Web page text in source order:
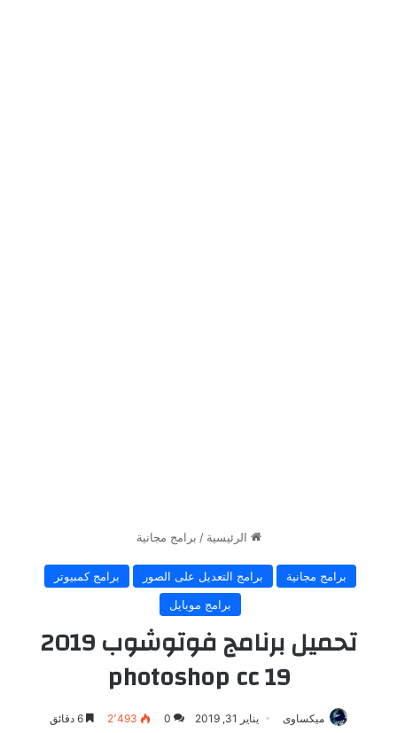
الرئيسية / برامج مجانية
برامج مجانية برامج التعديل على الصور
برامج كمبيوتر
برامج موبايل
تحميل برنامج فوتوشوب 2019
photoshop cc 19
ميكساوى يناير 31, 2019 0 2٬493